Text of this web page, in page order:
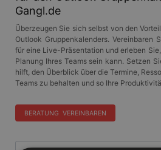
Gangl.de
Überzeugen Sie sich selbst von den
Outlook Gruppenkalenders. Vereinbaren
für eine Live-Präsentation und erleben
Planung Ihres Teams sein kann. Setzen
hilft, den Überblick über die Termine,
Teams zu behalten und so Ihre
BERATUNG VEREINBAREN